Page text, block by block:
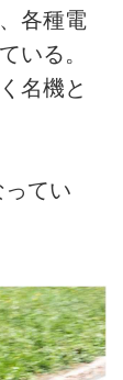
各種電
いる。
名機と
てい